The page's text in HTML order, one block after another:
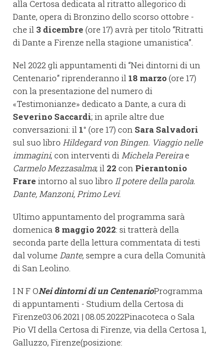
alla Certosa dedicata al ritratto allegorico di
Dante, opera di Bronzino dello scorso ottobre -
che il 3 dicembre (ore 17) avrà per titolo “Ritratti
di Dante a Firenze nella stagione umanistica”.
Nel 2022 gli appuntamenti di “Nei dintorni di un
Centenario” riprenderanno il 18 marzo(ore 17)
con la presentazione del numero di
«Testimonianze» dedicato a Dante, a cura di
Severino Saccardi; in aprile altre due
conversazioni: il 1° (ore 17) con Sara Salvadori
sul suo libro Hildegard von Bingen. Viaggio nelle
immagini, con interventi diMichela Pereirae
Carmelo Mezzasalma; il 22 con Pierantonio
Frare intorno al suo libro Il potere della parola.
Dante, Manzoni, Primo Levi.
Ultimo appuntamento del programma sarà
domenica 8 maggio 2022: si tratterà della
seconda parte della lettura commentata di testi
dal volume Dante, sempre a cura della Comunità
di San Leolino.
I N F ONei dintorni di un CentenarioProgramma
di appuntamenti - Studium della Certosa di
Firenze03.06.2021 | 08.05.2022Pinacoteca o Sala
Pio VI della Certosa di Firenze, via della Certosa 1,
Galluzzo, Firenze(posizione: